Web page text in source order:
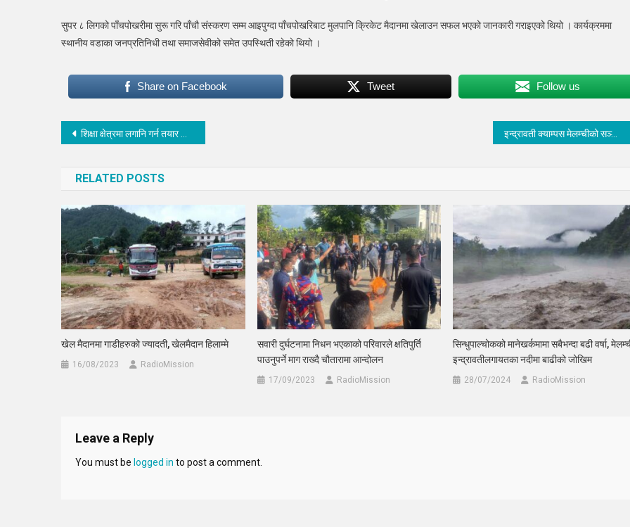
सुपर ८ लिगको पाँचपोखरीमा सुरू गरि पाँचौ संस्करण सम्म आइपुग्दा पाँचपोखरिबाट मुलपानि क्रिकेट मैदानमा खेलाउन सफल भएको जानकारी गराइएको थियो । कार्यक्रममा
स्थानीय वडाका जनप्रतिनिधी तथा समाजसेवीको समेत उपस्थिती रहेको थियो ।
Share on Facebook Tweet Follow us
Post
शिक्षा क्षेत्रमा लगानि गर्न तयार छौं : नगरप्रमुख तामाङ इन्द्रावती क्याम्पस मेलम्चीको सञ्चालक समिति अध्यक्षमा सिपी दुलाल चयन
RELATED POSTS
खेल मैदानमा गाडीहरुको ज्यादती, खेलमैदान हिलाम्मे
16/08/2023 RadioMission
सवारी दुर्घटनामा निधन भएकाको परिवारले क्षतिपुर्ति
पाउनुपर्ने माग राख्दै चौतारामा आन्दोलन
17/09/2023 RadioMission
सिन्धुपाल्चोकको मानेखर्कमामा सबैभन्दा बढी वर्षा,
इन्द्रावतीलगायतका नदीमा बाढीको जोखिम
28/07/2024 RadioMission
Leave a Reply
You must be logged in to post a comment.